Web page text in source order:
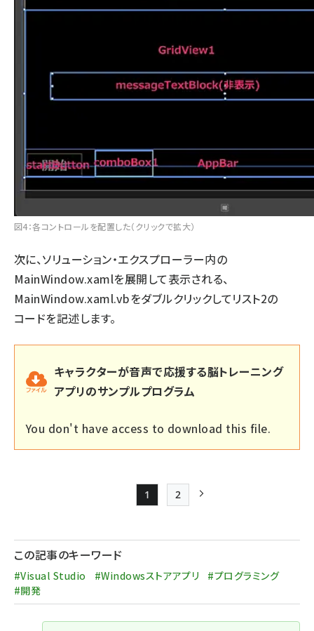
図4：各コントロールを配置した（クリックで拡大）
次に、ソリューション・エクスプローラー内の
MainWindow.xamlを展開して表示される、
MainWindow.xaml.vbをダブルクリックしてリスト2の
コードを記述します。
キャラクターが音声で応援する脳トレーニング
アプリのサンプルプログラム
You don't have access to download this file.
送
Page
1
Page
2
この記事のキーワード
#Visual Studio #Windowsストアアプリ
#プログラミング
#開発